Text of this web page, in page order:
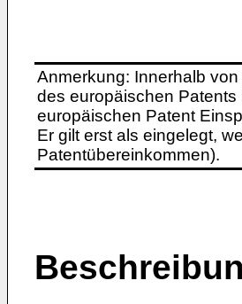
Anmerkung: Innerhalb
des europäischen
europäischen Patent
Er gilt erst als eingelegt,
Patentübereinkommen).